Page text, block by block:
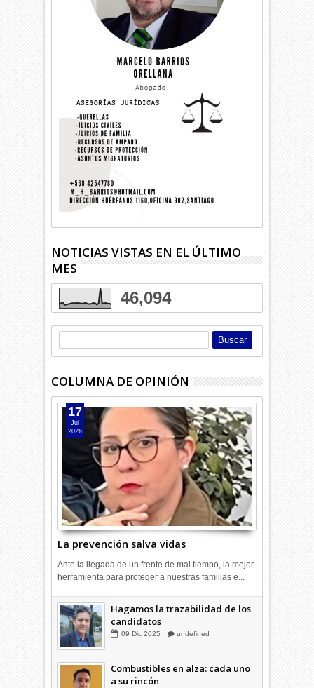
NOTICIAS VISTAS EN EL ÚLTIMO
MES
46,094
COLUMNA DE OPINIÓN
La prevención salva vidas
17
Jul
2026
Ante la llegada de un frente de mal tiempo, la mejor
herramienta para proteger a nuestras familias e...
Hagamos la trazabilidad de los
candidatos
09 Dic 2025 undefined
Combustibles en alza: cada uno
a su rincón